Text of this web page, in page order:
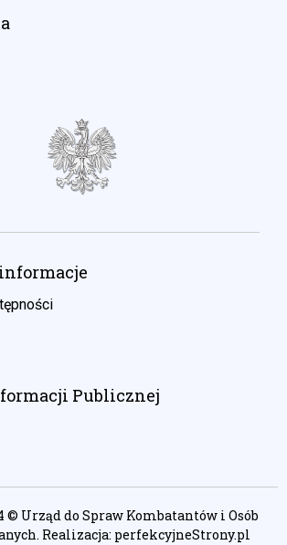
Publicznej
© Urząd do Spraw Kombatantów i Osób
Realizacja: perfekcyjneStrony.pl